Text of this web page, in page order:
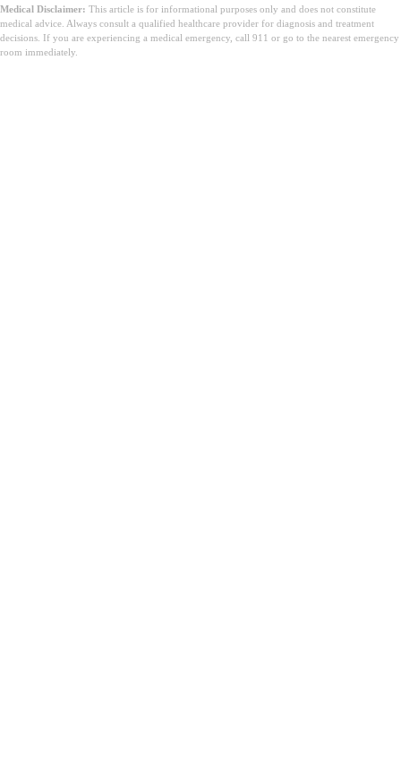
Medical Disclaimer: This article is for informational purposes only and does not constitute
medical advice. Always consult a qualified healthcare provider for diagnosis and treatment
decisions. If you are experiencing a medical emergency, call 911 or go to the nearest emergency
room immediately.